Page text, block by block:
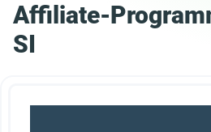
Affiliate-
SI